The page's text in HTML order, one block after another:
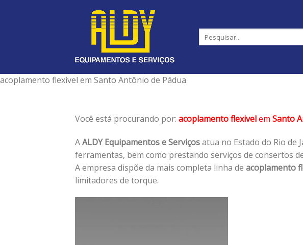
acoplamento flexivel em Santo Antônio de Pádua
Você está procurando por: acoplamento flexivelem Santo
AALDY Equipamentos e Serviçosatua no Estado do Rio de
ferramentas, bem como prestando serviços de consertos
A empresa dispõe da mais completa linha de acoplamento
limitadores de torque.